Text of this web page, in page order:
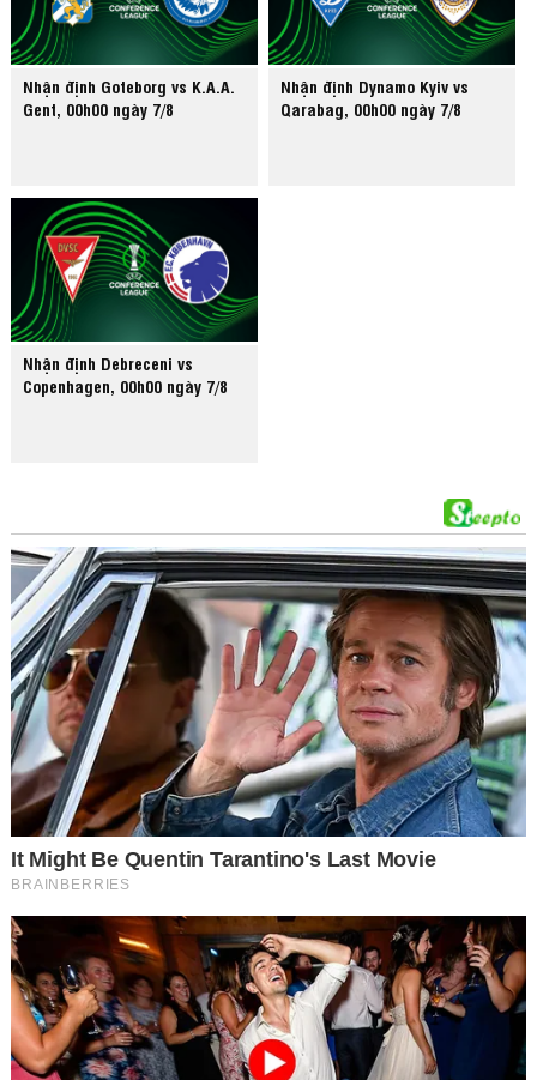
Nhận định Goteborg vs K.A.A.
Gent, 00h00 ngày 7/8
Nhận định Dynamo Kyiv vs
Qarabag, 00h00 ngày 7/8
Nhận định Debreceni vs
Copenhagen, 00h00 ngày 7/8